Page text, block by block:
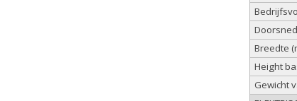
Breedte
Height
Gewicht